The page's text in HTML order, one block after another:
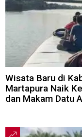
Wisata Baru di
Martapura Naik
dan Makam Datu